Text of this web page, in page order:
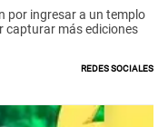
por ingresar a un templo
capturar más ediciones
Redes Sociales